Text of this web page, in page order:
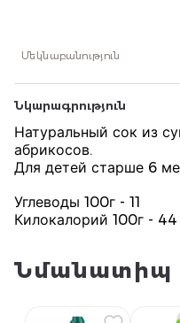
Մեկնաբանություն
Նկարագրություն
Натуральный сок из
абрикосов.
Для детей старше 6
Углеводы 100г - 11
Килокалорий 100г - 44
Նմանատիպ